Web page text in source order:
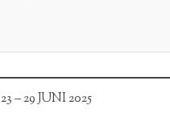
– 29 JUNI 2025